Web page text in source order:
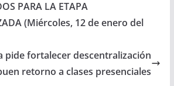
PARA LA ETAPA
(Miércoles, 12 de enero del
pide fortalecer descentralización
retorno a clases presenciales